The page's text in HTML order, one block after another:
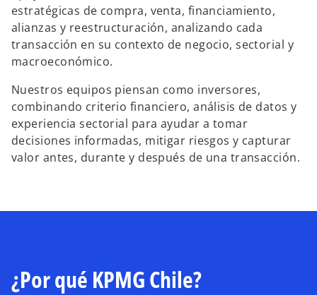
estratégicas de compra, venta, financiamiento,
alianzas y reestructuración, analizando cada
transacción en su contexto de negocio, sectorial y
macroeconómico.
Nuestros equipos piensan como inversores,
combinando criterio financiero, análisis de datos y
experiencia sectorial para ayudar a tomar
decisiones informadas, mitigar riesgos y capturar
valor antes, durante y después de una transacción.
¿Por qué KPMG Chile?